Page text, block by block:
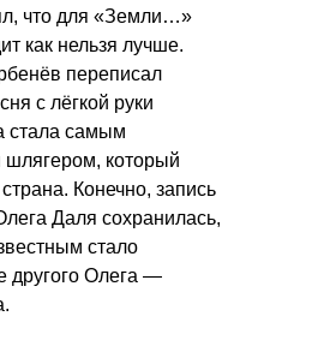
что для «Земли…»
как нельзя лучше.
переписал
с лёгкой руки
стала самым
который
Конечно, запись
Даля сохранилась,
стало
другого Олега —